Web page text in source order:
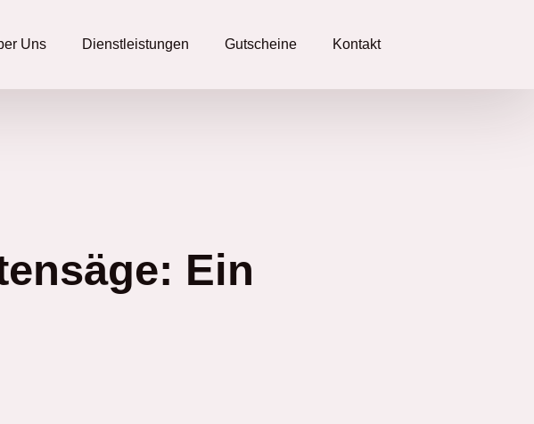
Uns Dienstleistungen Gutscheine Kontakt
Ein